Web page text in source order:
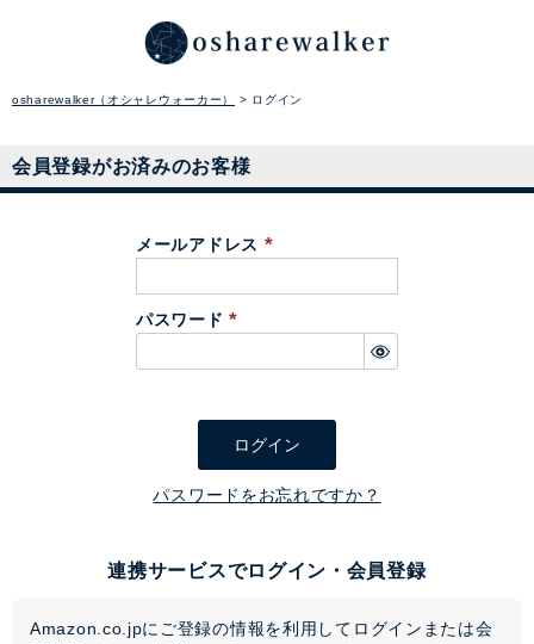
osharewalker（オシャレウォーカー） ログイン
会員登録がお済みのお客様
メールアドレス
必
パスワード
必
ログイン
パスワードをお忘れですか？
連携サービスでログイン・会員登録
Amazon.co.jpにご登録の情報を利用してログインまたは会